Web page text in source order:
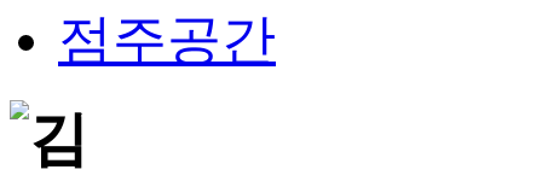
점주공간